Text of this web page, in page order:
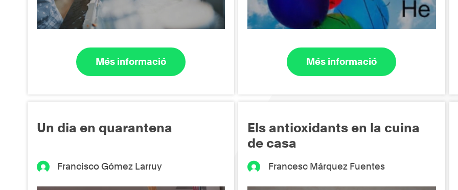
Més informació Més informació
Un dia en quarantena
Francisco Gómez Larruy
Els antioxidants en la cuina
de casa
Francesc Márquez Fuentes